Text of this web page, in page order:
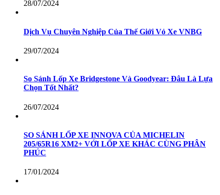
28/07/2024
Dịch Vụ Chuyên Nghiệp Của Thế Giới Vỏ Xe VNBG
29/07/2024
So Sánh Lốp Xe Bridgestone Và Goodyear: Đâu Là Lựa
Chọn Tốt Nhất?
26/07/2024
SO SÁNH LỐP XE INNOVA CỦA MICHELIN
205/65R16 XM2+ VỚI LỐP XE KHÁC CÙNG PHÂN
PHÚC
17/01/2024